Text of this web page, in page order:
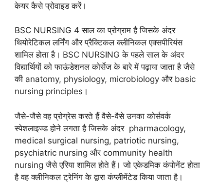
केयर कैसे प्रोवाइड करें।
BSC NURSING 4 साल का प्रोग्राम है जिसके अंदर
थियोरेटिकल लर्निंग और प्रैक्टिकल क्लीनिकल एक्सपीरियंस
शामिल होता है। BSC NURSING के पहले साल के अंदर
विद्यार्थियों को फाऊंडेशनल कोर्सेज के बारे में पढ़ाया जाता है जैसे
की anatomy, physiology, microbiology और basic
nursing principles।
जैसे-जैसे वह प्रोग्रेस करते हैं वैसे-वैसे उनका कोर्सवर्क
स्पेशलाइज्ड होने लगता है जिसके अंदर ‌ pharmacology,
medical surgical nursing, patriotic nursing,
psychiatric nursing और community health
nursing जैसे एरिया शामिल होते हैं। जो एकेडमिक कंपोनेंट होता
है वह क्लीनिकल ट्रेनिंग के द्वारा कंप्लीमेंटेड किया जाता है।